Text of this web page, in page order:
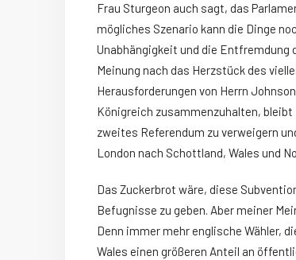
Frau Sturgeon auch sagt, das
mögliches Szenario kann die Dinge
Unabhängigkeit und die Entfremdung
Meinung nach das Herzstück des
Herausforderungen von Herrn
Königreich zusammenzuhalten, bleibt
zweites Referendum zu verweigern
London nach Schottland, Wales und
Das Zuckerbrot wäre, diese
Befugnisse zu geben. Aber meiner
Denn immer mehr englische Wähler,
Wales einen größeren Anteil an